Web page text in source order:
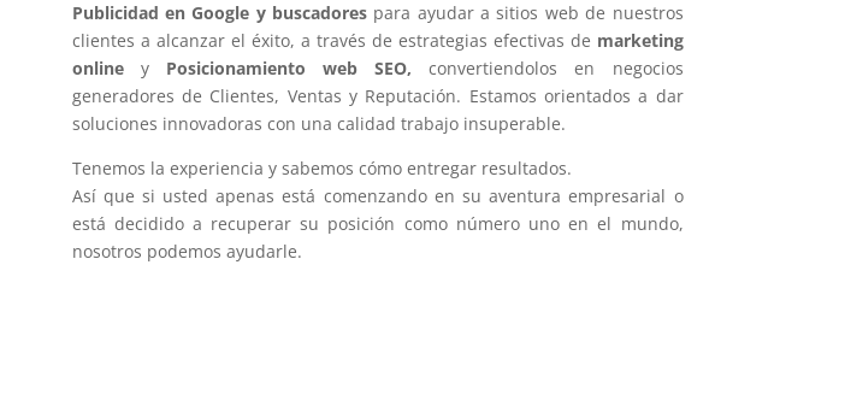
Publicidad en Google y buscadores para ayudar a sitios web de nuestros
clientes a alcanzar el éxito, a través de estrategias efectivas de marketing
onliney Posicionamiento web SEO, convertiendolos en negocios
generadores de Clientes, Ventas y Reputación. Estamos orientados a dar
soluciones innovadoras con una calidad trabajo insuperable.
Tenemos la experiencia y sabemos cómo entregar resultados.
Así que si usted apenas está comenzando en su aventura empresarial o
está decidido a recuperar su posición como número uno en el mundo,
nosotros podemos ayudarle.